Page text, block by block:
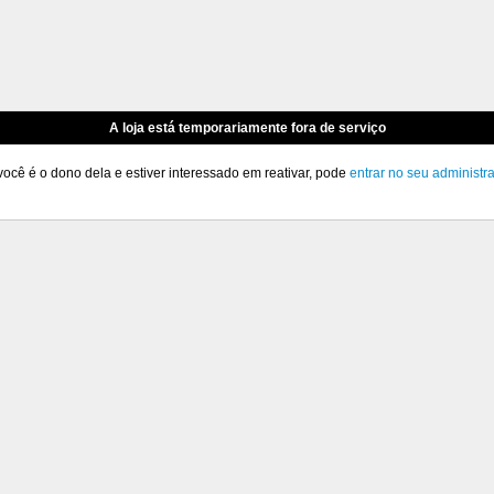
A loja está temporariamente fora de serviço
é o dono dela e estiver interessado em reativar, pode entrar no seu